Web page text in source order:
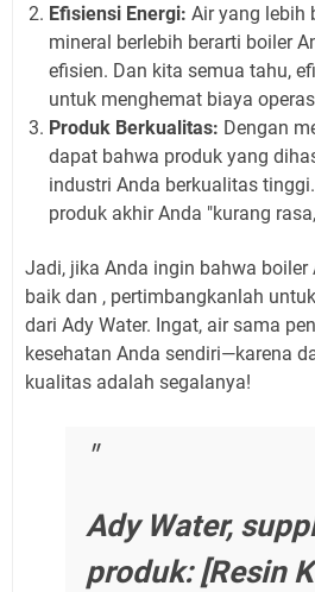
Efisiensi Energi: Air yang lebih
mineral berlebih berarti boiler
efisien. Dan kita semua tahu,
untuk menghemat biaya
Produk Berkualitas: Dengan
dapat bahwa produk yang
industri Anda berkualitas
produk akhir Anda "kurang
Jadi, jika Anda ingin bahwa boiler
baik dan , pertimbangkanlah
dari Ady Water. Ingat, air sama
kesehatan Anda sendiri—karena
kualitas adalah segalanya!
Ady Water,
produk: [Resin